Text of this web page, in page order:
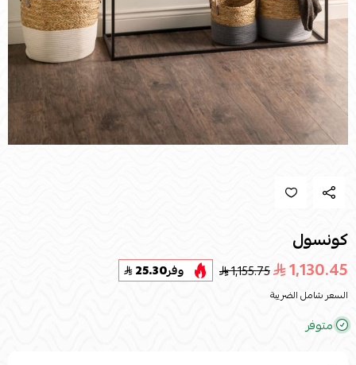
كونسول
1,130.45
1,155.75 وفر25.30
السعر شامل الضريبة
متوفر